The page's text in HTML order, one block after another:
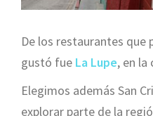
De los restaurantes que
gustó fue La Lupe, en la
Elegimos además San
explorar parte de la